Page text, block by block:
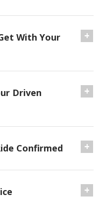
With Your
Driven
Confirmed?